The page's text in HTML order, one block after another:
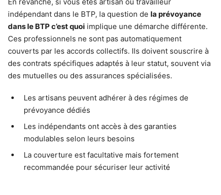
indépendant dans le BTP, la question de la prévoyance
dans le BTP c’est quoi implique une démarche différente.
Ces professionnels ne sont pas automatiquement
couverts par les accords collectifs. Ils doivent souscrire à
des contrats spécifiques adaptés à leur statut, souvent via
des mutuelles ou des assurances spécialisées.
Les artisans peuvent adhérer à des régimes de
prévoyance dédiés
Les indépendants ont accès à des garanties
modulables selon leurs besoins
La couverture est facultative mais fortement
recommandée pour sécuriser leur activité